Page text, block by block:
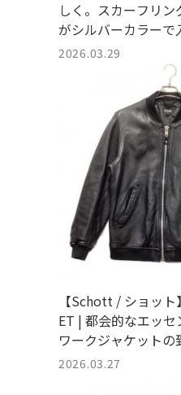
しく。スカーフリン
がシルバーカラーで
2026.03.29
【Schott / ショット
ET | 都会的なエッ
ワークジャケットの
2026.03.27